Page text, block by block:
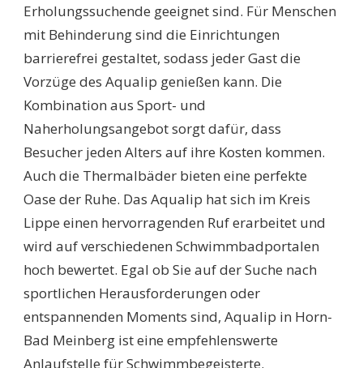
Erholungssuchende geeignet sind. Für Menschen
mit Behinderung sind die Einrichtungen
barrierefrei gestaltet, sodass jeder Gast die
Vorzüge des Aqualip genießen kann. Die
Kombination aus Sport- und
Naherholungsangebot sorgt dafür, dass
Besucher jeden Alters auf ihre Kosten kommen.
Auch die Thermalbäder bieten eine perfekte
Oase der Ruhe. Das Aqualip hat sich im Kreis
Lippe einen hervorragenden Ruf erarbeitet und
wird auf verschiedenen Schwimmbadportalen
hoch bewertet. Egal ob Sie auf der Suche nach
sportlichen Herausforderungen oder
entspannenden Moments sind, Aqualip in Horn-
Bad Meinberg ist eine empfehlenswerte
Anlaufstelle für Schwimmbegeisterte.